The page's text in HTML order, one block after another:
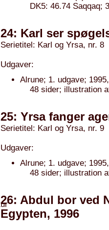
DK5: 46.74 Saqqaq;
24: Karl ser
Serietitel: Karl og Yrsa, nr. 8
Udgaver:
Alrune; 1. udgave;
48 sider; illustration
25: Yrsa fanger
Serietitel: Karl og Yrsa, nr. 9
Udgaver:
Alrune; 1. udgave;
48 sider; illustration
26: Abdul bor ved
Egypten, 1996